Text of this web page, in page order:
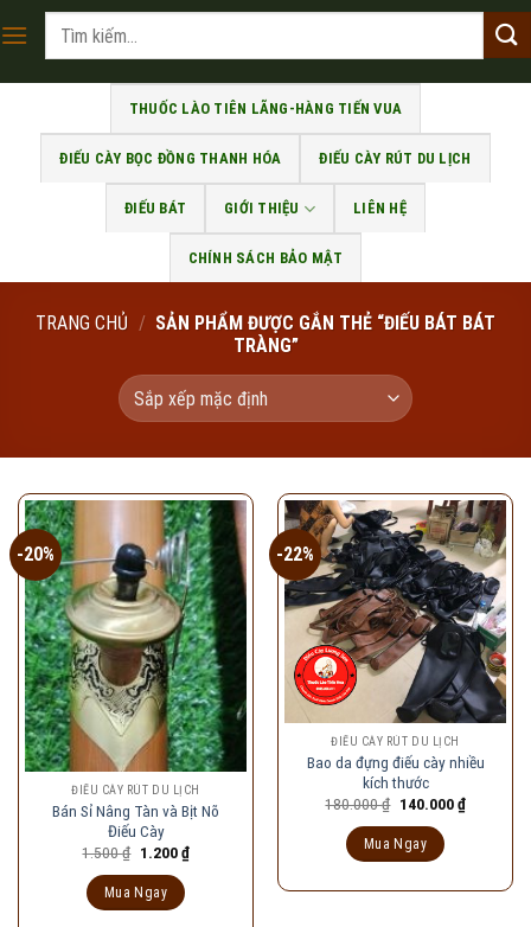
to
Tìm
THUỐC LÀO TIÊN LÃNG-HÀNG TIẾN VUA
ĐIẾU CÀY BỌC ĐỒNG THANH HÓA ĐIẾU CÀY RÚT DU LỊCH
ĐIẾU BÁT GIỚI THIỆU LIÊN HỆ
CHÍNH SÁCH BẢO MẬT
TRANG CHỦ / SẢN PHẨM ĐƯỢC GẮN THẺ “ĐIẾU BÁT BÁT
TRÀNG”
-20%
ĐIẾU CÀY RÚT DU LỊCH
Bán Sỉ Nâng Tàn và Bịt Nõ
Điếu Cày
1.500₫ Giá
1.500 ₫.
1.200₫Giá
hiện
Mua Ngay
-22%
ĐIẾU CÀY RÚT DU LỊCH
Bao da đựng điếu cày nhiều
kích thước
180.000₫ Giá
180.000 ₫.
140.000₫Giá
hiện
Mua Ngay